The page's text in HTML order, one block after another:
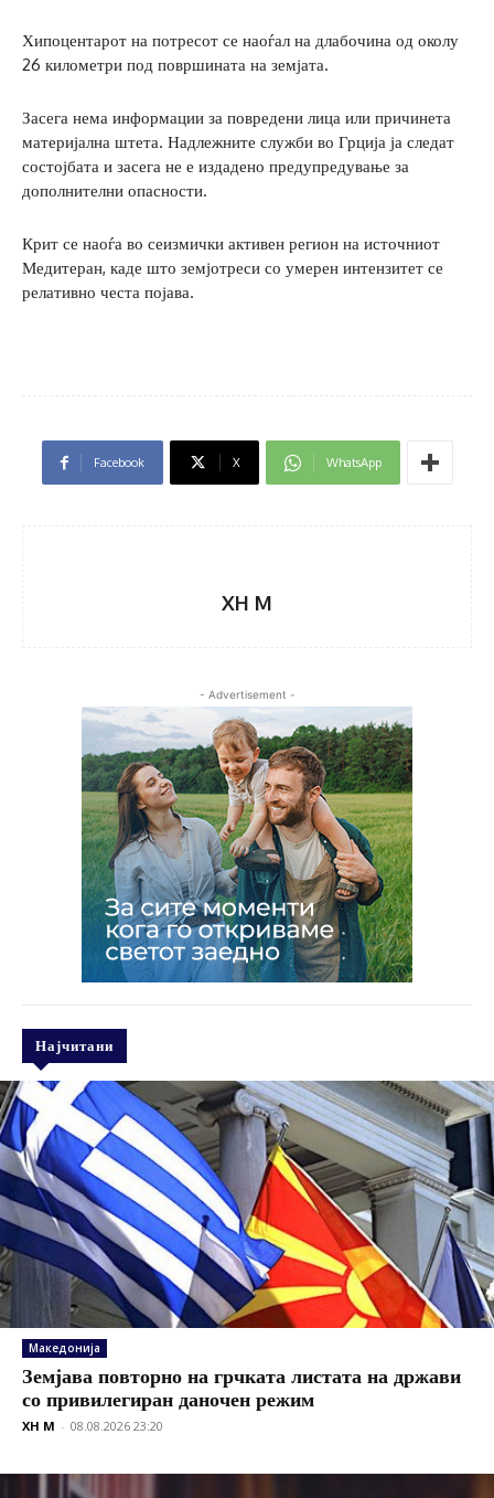
Хипоцентарот на потресот се наоѓал на длабочина од околу
26 километри под површината на земјата.
Засега нема информации за повредени лица или причинета
материјална штета. Надлежните служби во Грција ја следат
состојбата и засега не е издадено предупредување за
дополнителни опасности.
Крит се наоѓа во сеизмички активен регион на источниот
Медитеран, каде што земјотреси со умерен интензитет се
релативно честа појава.
Facebook X WhatsApp
XH M
- Advertisement -
Најчитани
Македонија
Земјава повторно на грчката листата на држави
со привилегиран даночен режим
XH M - 08.08.2026 23:20